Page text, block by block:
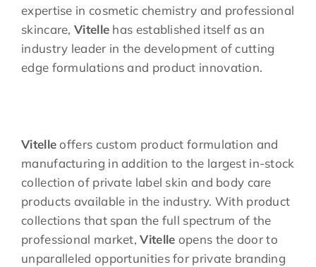
expertise in cosmetic chemistry and professional
skincare,Vitelle has established itself as an
industry leader in the development of cutting
edge formulations and product innovation.
Vitelleoffers custom product formulation and
manufacturing in addition to the largest in-stock
collection of private label skin and body care
products available in the industry. With product
collections that span the full spectrum of the
professional market,Vitelle opens the door to
unparalleled opportunities for private branding